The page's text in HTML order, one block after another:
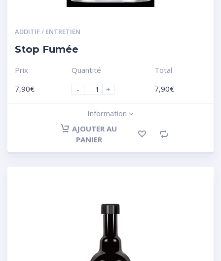
ADDITIF / ENTRETIEN
Stop Fumée
Prix
7,90€
Quantité
-
+
Total
7,90€
Information
AJOUTER AU
PANIER